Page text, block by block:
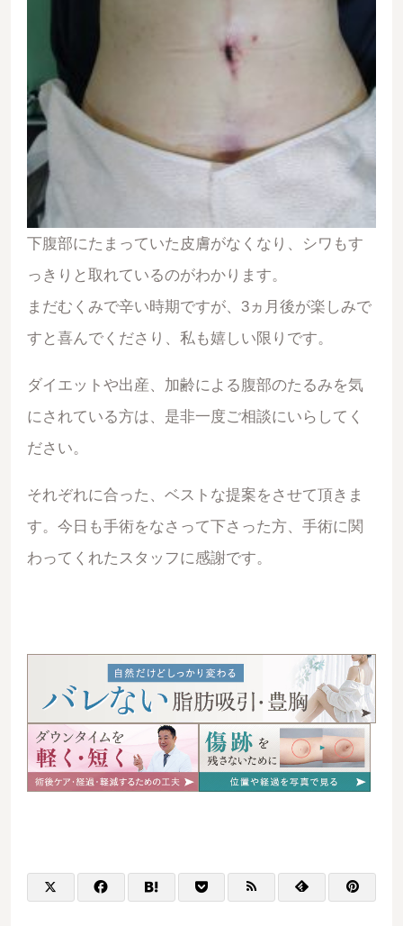
下腹部にたまっていた皮膚がなくなり、シワもす
っきりと取れているのがわかります。
まだむくみで辛い時期ですが、3ヵ月後が楽しみで
すと喜んでくださり、私も嬉しい限りです。
ダイエットや出産、加齢による腹部のたるみを気
にされている方は、是非一度ご相談にいらしてく
ださい。
それぞれに合った、ベストな提案をさせて頂きま
す。今日も手術をなさって下さった方、手術に関
わってくれたスタッフに感謝です。